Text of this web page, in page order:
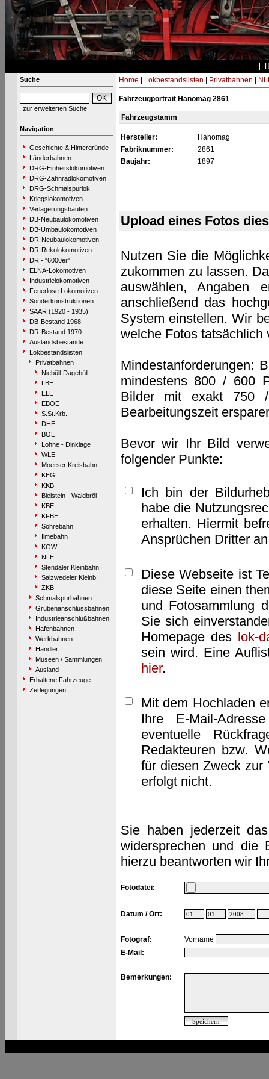
Suche
zur erweiterten Suche
Navigation
Geschichte & Hintergründe
Länderbahnen
DRG-Einheitslokomotiven
DRG-Zahnradlokomotiven
DRG-Schmalspurlok.
Kriegslokomotiven
Verlagerungsbauten
DB-Neubaulokomotiven
DB-Umbaulokomotiven
DR-Neubaulokomotiven
DR-Rekolokomotiven
DR - "6000er"
ELNA-Lokomotiven
Industrielokomotiven
Feuerlose Lokomotiven
Sonderkonstruktionen
SAAR (1920 - 1935)
DB-Bestand 1968
DR-Bestand 1970
Auslandsbestände
Lokbestandslisten
Privatbahnen
Niebüll-Dagebüll
LBE
ELE
EBOE
S.St.Krb.
DHE
BOE
Lohne - Dinklage
WLE
Moerser Kreisbahn
KEG
KKB
Bielstein - Waldbröl
KBE
KFBE
Söhrebahn
Ilmebahn
KGW
NLE
Stendaler Kleinbahn
Salzwedeler Kleinb.
ZKB
Schmalspurbahnen
Grubenanschlussbahnen
Industrieanschlußbahnen
Hafenbahnen
Werkbahnen
Händler
Museen / Sammlungen
Ausland
Erhaltene Fahrzeuge
Zerlegungen
Home Lokbestandslisten Privatbahnen
Fahrzeugportrait Hanomag 2861
Fahrzeugstamm
Hersteller:
Hanomag
Fabriknummer:
2861
Baujahr:
1897
Upload eines Fotos
Nutzen Sie die
zukommen zu lassen.
auswählen, Angaben
anschließend das
System einstellen. Wir
welche Fotos tatsächlich
Mindestanforderungen:
mindestens 800 / 600
Bilder mit exakt 750
Bearbeitungszeit
Bevor wir Ihr Bild
folgender Punkte:
Ich bin der
habe die
erhalten. Hiermit
Ansprüchen Dritter
Diese Webseite ist
diese Seite einen
und Fotosammlung
Sie sich
Homepage des lok-
sein wird. Eine
hier.
Mit dem Hochladen
Ihre E-Mail-
eventuelle
Redakteuren bzw.
für diesen Zweck zur
erfolgt nicht.
Sie haben jederzeit
widersprechen und die
hierzu beantworten wir
Fotodatei:
Datum / Ort:
Fotograf:
Vorname
E-Mail:
Bemerkungen: